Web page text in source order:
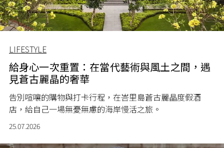
LIFESTYLE
給身心一次重置：在當代藝術與風土之間，遇
見蒼古麗晶的奢華
告別喧嚷的購物與打卡行程，在峇里島蒼古麗晶度假酒
店，給自己一場無憂無慮的海岸慢活之旅。
25.07.2026